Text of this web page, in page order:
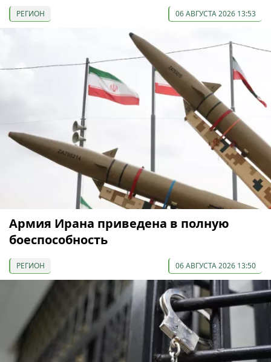
РЕГИОН 06 АВГУСТА 2026 13:53
Армия Ирана приведена в полную
боеспособность
РЕГИОН 06 АВГУСТА 2026 13:50